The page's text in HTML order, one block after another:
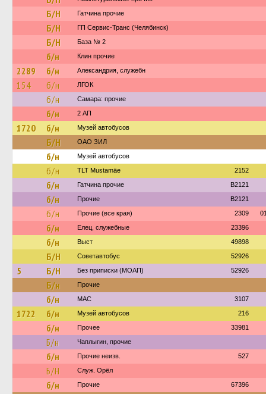
Б/Н Гатчина прочие
Б/Н ГП Сервис-Транс (Челябинск)
Б/Н База № 2
б/н Клин прочие
2289 б/н Александрия, служебн
154 б/н ЛГОК
б/н Самара: прочие
б/н 2 АП
1720 б/н Музей автобусов
Б/Н ОАО ЗИЛ
б/н Музей автобусов
б/н TLT Mustamäe 2152
б/н Гатчина прочие B2121
б/н Прочие B2121
б/н Прочие (все края) 2309
б/н Елец, служебные 23396
б/н Выст 49898
Б/Н Советавтобус 52926
5 Б/Н Без приписки (МОАП) 52926
Б/н Прочие
б/н МАС 3107
1722 б/н Музей автобусов 216
б/н Прочее 33981
Б/н Чаплыгин, прочие
б/н Прочие неизв. 527
Б/Н Служ. Орёл
б/н Прочие 67396